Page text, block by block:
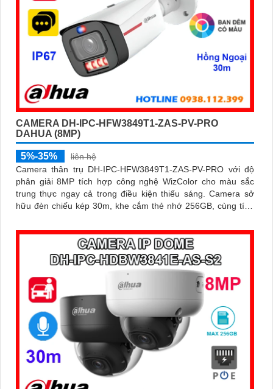
CAMERA DH-IPC-HFW3849T1-ZAS-PV-PRO
DAHUA (8MP)
5%-35%
liên hệ
Camera thân trụ DH-IPC-HFW3849T1-ZAS-PV-PRO với độ
phân giải 8MP tích hợp công nghệ WizColor cho màu sắc
trung thực ngay cả trong điều kiện thiếu sáng. Camera sở
hữu đèn chiếu kép 30m, khe cắm thẻ nhớ 256GB, cùng tính
sát hiệu quả và phản ứng kịp thời